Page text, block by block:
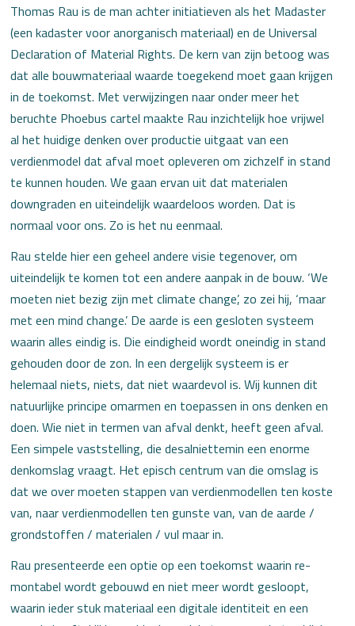
Thomas Rau is de man achter initiatieven als het Madaster
(een kadaster voor anorganisch materiaal) en de Universal
Declaration of Material Rights. De kern van zijn betoog was
dat alle bouwmateriaal waarde toegekend moet gaan krijgen
in de toekomst. Met verwijzingen naar onder meer het
beruchte Phoebus cartel maakte Rau inzichtelijk hoe vrijwel
al het huidige denken over productie uitgaat van een
verdienmodel dat afval moet opleveren om zichzelf in stand
te kunnen houden. We gaan ervan uit dat materialen
downgraden en uiteindelijk waardeloos worden. Dat is
normaal voor ons. Zo is het nu eenmaal.
Rau stelde hier een geheel andere visie tegenover, om
uiteindelijk te komen tot een andere aanpak in de bouw. ‘We
moeten niet bezig zijn met climate change’, zo zei hij, ‘maar
met een mind change.’ De aarde is een gesloten systeem
waarin alles eindig is. Die eindigheid wordt oneindig in stand
gehouden door de zon. In een dergelijk systeem is er
helemaal niets, niets, dat niet waardevol is. Wij kunnen dit
natuurlijke principe omarmen en toepassen in ons denken en
doen. Wie niet in termen van afval denkt, heeft geen afval.
Een simpele vaststelling, die desalniettemin een enorme
denkomslag vraagt. Het episch centrum van die omslag is
dat we over moeten stappen van verdienmodellen ten koste
van, naar verdienmodellen ten gunste van, van de aarde /
grondstoffen / materialen / vul maar in.
Rau presenteerde een optie op een toekomst waarin re-
montabel wordt gebouwd en niet meer wordt gesloopt,
waarin ieder stuk materiaal een digitale identiteit en een